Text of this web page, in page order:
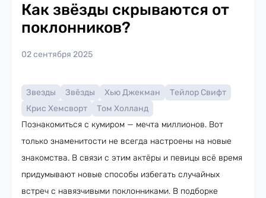
Как звёзды скрываются от
поклонников?
02 сентября 2025
Звезды Звёзды Хью Джекман
Тейлор Свифт
Крис Хемсворт
Том Холланд
Познакомиться с кумиром — мечта миллионов. Вот
только знаменитости не всегда настроены на новые
знакомства. В связи с этим актёры и певицы всё время
придумывают новые способы избегать случайных
встреч с навязчивыми поклонниками. В подборке